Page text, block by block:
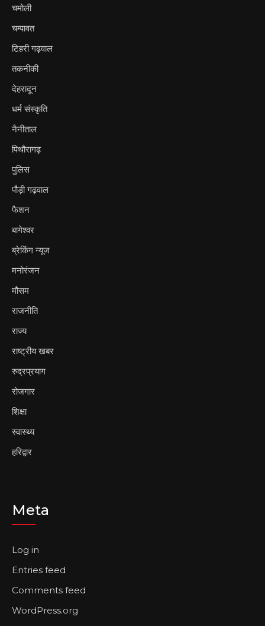
चमोली
चम्पावत
टिहरी गढ़वाल
तकनीकी
देहरादून
धर्म संस्कृति
नैनीताल
पिथौरागढ़
पुलिस
पौड़ी गढ़वाल
फैशन
बागेश्वर
ब्रेकिंग न्यूज
मनोरंजन
मौसम
राजनीति
राज्य
राष्ट्रीय खबर
रुद्रप्रयाग
रोजगार
शिक्षा
स्वास्थ्य
हरिद्वार
Meta
Log in
Entries feed
Comments feed
WordPress.org